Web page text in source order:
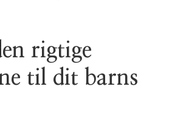
rigtige
til dit barns